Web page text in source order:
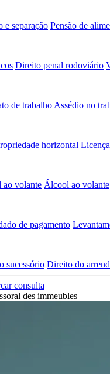
e separação Pensão de
Direito penal rodoviário
de trabalho Assédio no
horizontal
ao volante Álcool ao volante
de pagamento
sucessório Direito do
consulta
des immeubles